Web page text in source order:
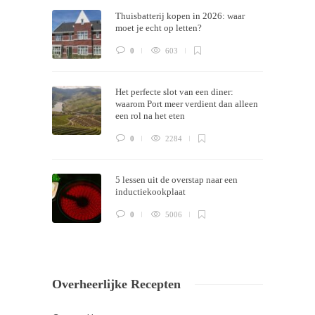
now!
Thuisbatterij kopen in 2026: waar
moet je echt op letten?
0 603
Het perfecte slot van een diner:
waarom Port meer verdient dan alleen
een rol na het eten
0 2284
5 lessen uit de overstap naar een
inductiekookplaat
0 5006
Overheerlijke Recepten